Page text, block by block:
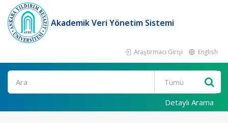
Akademik Veri Yönetim Sistemi
Araştırmacı Girişi English
Ara
Detaylı Arama